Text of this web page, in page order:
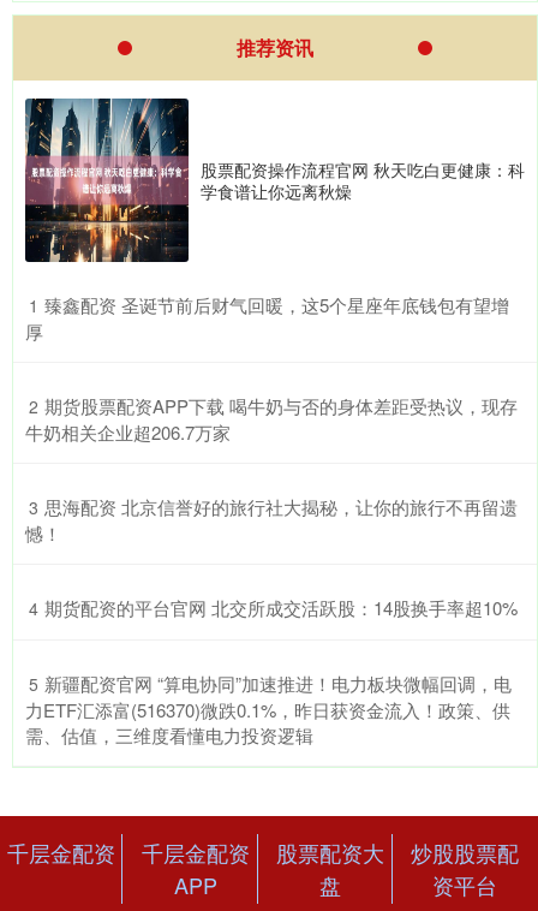
推荐资讯
股票配资操作流程官网 秋天吃白更健康：科
学食谱让你远离秋燥
1 ​臻鑫配资 圣诞节前后财气回暖，这5个星座年底钱包有望增
厚
2 ​期货股票配资APP下载 喝牛奶与否的身体差距受热议，现存
牛奶相关企业超206.7万家
3 ​思海配资 北京信誉好的旅行社大揭秘，让你的旅行不再留遗
憾！
4 ​期货配资的平台官网 北交所成交活跃股：14股换手率超10%
5 ​新疆配资官网 “算电协同”加速推进！电力板块微幅回调，电
力ETF汇添富(516370)微跌0.1%，昨日获资金流入！政策、供
需、估值，三维度看懂电力投资逻辑
千层金配资
千层金配资
APP
股票配资大
盘
炒股股票配
资平台